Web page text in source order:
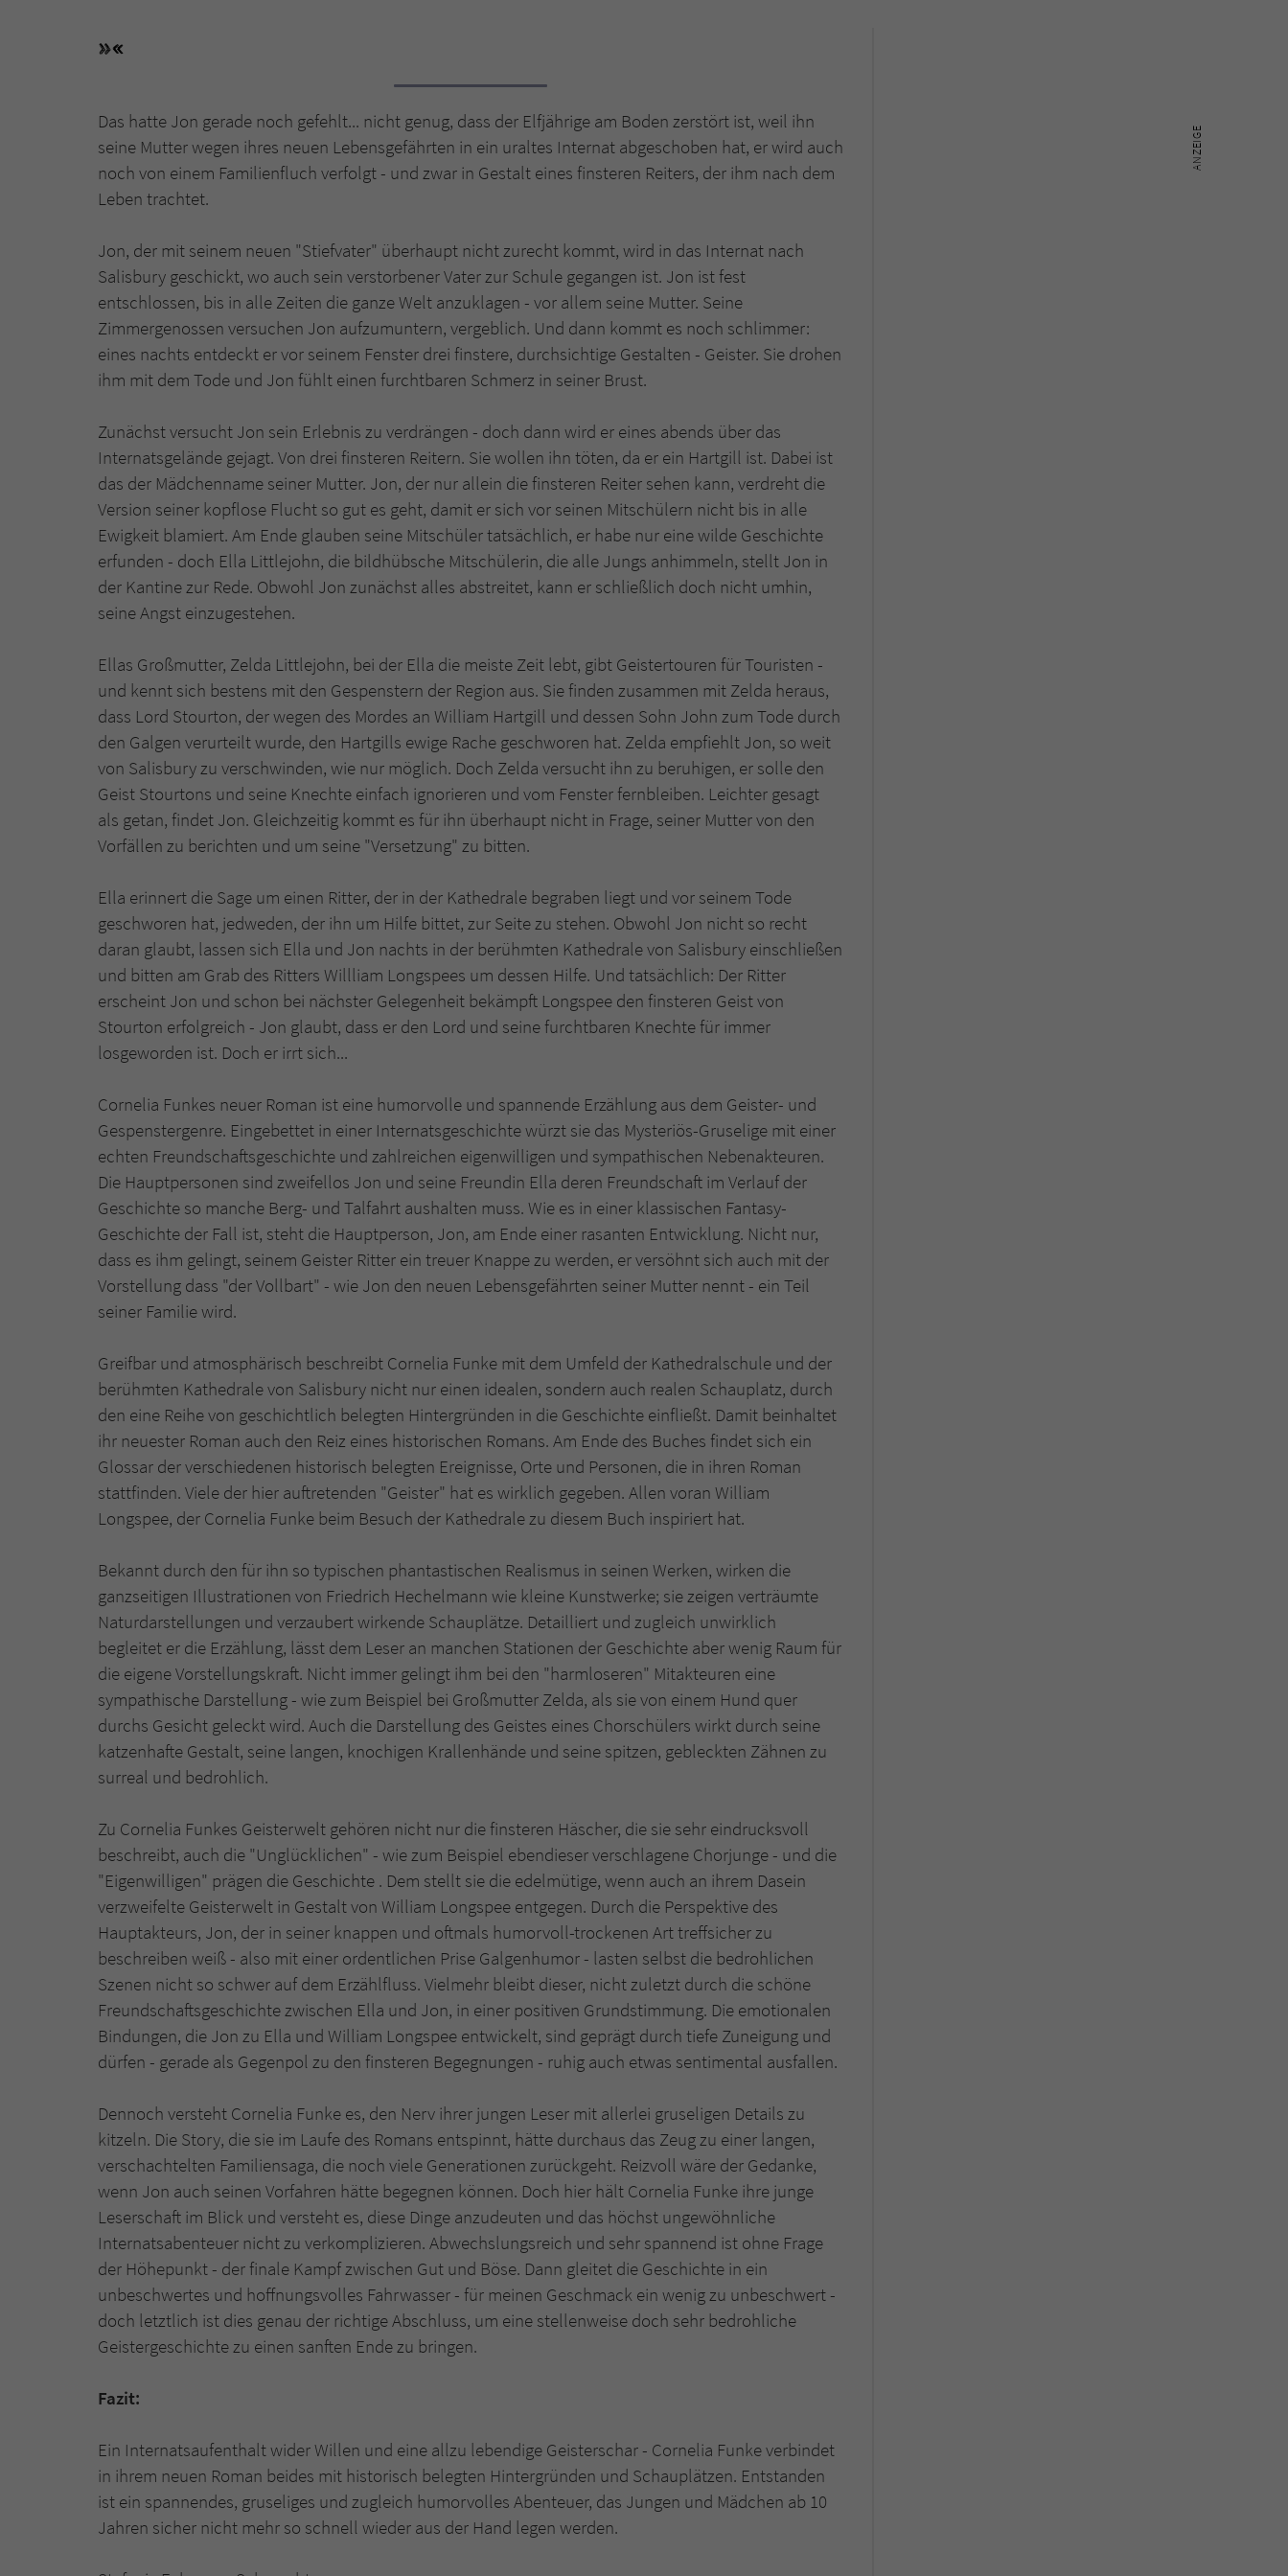
Das hatte Jon gerade noch gefehlt... nicht genug, dass der Elfjährige am Boden zerstört ist, weil ihn
seine Mutter wegen ihres neuen Lebensgefährten in ein uraltes Internat abgeschoben hat, er wird auch
noch von einem Familienfluch verfolgt - und zwar in Gestalt eines finsteren Reiters, der ihm nach dem
Leben trachtet.
Jon, der mit seinem neuen "Stiefvater" überhaupt nicht zurecht kommt, wird in das Internat nach
Salisbury geschickt, wo auch sein verstorbener Vater zur Schule gegangen ist. Jon ist fest
entschlossen, bis in alle Zeiten die ganze Welt anzuklagen - vor allem seine Mutter. Seine
Zimmergenossen versuchen Jon aufzumuntern, vergeblich. Und dann kommt es noch schlimmer:
eines nachts entdeckt er vor seinem Fenster drei finstere, durchsichtige Gestalten - Geister. Sie drohen
ihm mit dem Tode und Jon fühlt einen furchtbaren Schmerz in seiner Brust.
Zunächst versucht Jon sein Erlebnis zu verdrängen - doch dann wird er eines abends über das
Internatsgelände gejagt. Von drei finsteren Reitern. Sie wollen ihn töten, da er ein Hartgill ist. Dabei ist
das der Mädchenname seiner Mutter. Jon, der nur allein die finsteren Reiter sehen kann, verdreht die
Version seiner kopflose Flucht so gut es geht, damit er sich vor seinen Mitschülern nicht bis in alle
Ewigkeit blamiert. Am Ende glauben seine Mitschüler tatsächlich, er habe nur eine wilde Geschichte
erfunden - doch Ella Littlejohn, die bildhübsche Mitschülerin, die alle Jungs anhimmeln, stellt Jon in
der Kantine zur Rede. Obwohl Jon zunächst alles abstreitet, kann er schließlich doch nicht umhin,
seine Angst einzugestehen.
Ellas Großmutter, Zelda Littlejohn, bei der Ella die meiste Zeit lebt, gibt Geistertouren für Touristen -
und kennt sich bestens mit den Gespenstern der Region aus. Sie finden zusammen mit Zelda heraus,
dass Lord Stourton, der wegen des Mordes an William Hartgill und dessen Sohn John zum Tode durch
den Galgen verurteilt wurde, den Hartgills ewige Rache geschworen hat. Zelda empfiehlt Jon, so weit
von Salisbury zu verschwinden, wie nur möglich. Doch Zelda versucht ihn zu beruhigen, er solle den
Geist Stourtons und seine Knechte einfach ignorieren und vom Fenster fernbleiben. Leichter gesagt
als getan, findet Jon. Gleichzeitig kommt es für ihn überhaupt nicht in Frage, seiner Mutter von den
Vorfällen zu berichten und um seine "Versetzung" zu bitten.
Ella erinnert die Sage um einen Ritter, der in der Kathedrale begraben liegt und vor seinem Tode
geschworen hat, jedweden, der ihn um Hilfe bittet, zur Seite zu stehen. Obwohl Jon nicht so recht
daran glaubt, lassen sich Ella und Jon nachts in der berühmten Kathedrale von Salisbury einschließen
und bitten am Grab des Ritters Willliam Longspees um dessen Hilfe. Und tatsächlich: Der Ritter
erscheint Jon und schon bei nächster Gelegenheit bekämpft Longspee den finsteren Geist von
Stourton erfolgreich - Jon glaubt, dass er den Lord und seine furchtbaren Knechte für immer
losgeworden ist. Doch er irrt sich...
Cornelia Funkes neuer Roman ist eine humorvolle und spannende Erzählung aus dem Geister- und
Gespenstergenre. Eingebettet in einer Internatsgeschichte würzt sie das Mysteriös-Gruselige mit einer
echten Freundschaftsgeschichte und zahlreichen eigenwilligen und sympathischen Nebenakteuren.
Die Hauptpersonen sind zweifellos Jon und seine Freundin Ella deren Freundschaft im Verlauf der
Geschichte so manche Berg- und Talfahrt aushalten muss. Wie es in einer klassischen Fantasy-
Geschichte der Fall ist, steht die Hauptperson, Jon, am Ende einer rasanten Entwicklung. Nicht nur,
dass es ihm gelingt, seinem Geister Ritter ein treuer Knappe zu werden, er versöhnt sich auch mit der
Vorstellung dass "der Vollbart" - wie Jon den neuen Lebensgefährten seiner Mutter nennt - ein Teil
seiner Familie wird.
Greifbar und atmosphärisch beschreibt Cornelia Funke mit dem Umfeld der Kathedralschule und der
berühmten Kathedrale von Salisbury nicht nur einen idealen, sondern auch realen Schauplatz, durch
den eine Reihe von geschichtlich belegten Hintergründen in die Geschichte einfließt. Damit beinhaltet
ihr neuester Roman auch den Reiz eines historischen Romans. Am Ende des Buches findet sich ein
Glossar der verschiedenen historisch belegten Ereignisse, Orte und Personen, die in ihren Roman
stattfinden. Viele der hier auftretenden "Geister" hat es wirklich gegeben. Allen voran William
Longspee, der Cornelia Funke beim Besuch der Kathedrale zu diesem Buch inspiriert hat.
Bekannt durch den für ihn so typischen phantastischen Realismus in seinen Werken, wirken die
ganzseitigen Illustrationen von Friedrich Hechelmann wie kleine Kunstwerke; sie zeigen verträumte
Naturdarstellungen und verzaubert wirkende Schauplätze. Detailliert und zugleich unwirklich
begleitet er die Erzählung, lässt dem Leser an manchen Stationen der Geschichte aber wenig Raum für
die eigene Vorstellungskraft. Nicht immer gelingt ihm bei den "harmloseren" Mitakteuren eine
sympathische Darstellung - wie zum Beispiel bei Großmutter Zelda, als sie von einem Hund quer
durchs Gesicht geleckt wird. Auch die Darstellung des Geistes eines Chorschülers wirkt durch seine
katzenhafte Gestalt, seine langen, knochigen Krallenhände und seine spitzen, gebleckten Zähnen zu
surreal und bedrohlich.
Zu Cornelia Funkes Geisterwelt gehören nicht nur die finsteren Häscher, die sie sehr eindrucksvoll
beschreibt, auch die "Unglücklichen" - wie zum Beispiel ebendieser verschlagene Chorjunge - und die
"Eigenwilligen" prägen die Geschichte . Dem stellt sie die edelmütige, wenn auch an ihrem Dasein
verzweifelte Geisterwelt in Gestalt von William Longspee entgegen. Durch die Perspektive des
Hauptakteurs, Jon, der in seiner knappen und oftmals humorvoll-trockenen Art treffsicher zu
beschreiben weiß - also mit einer ordentlichen Prise Galgenhumor - lasten selbst die bedrohlichen
Szenen nicht so schwer auf dem Erzählfluss. Vielmehr bleibt dieser, nicht zuletzt durch die schöne
Freundschaftsgeschichte zwischen Ella und Jon, in einer positiven Grundstimmung. Die emotionalen
Bindungen, die Jon zu Ella und William Longspee entwickelt, sind geprägt durch tiefe Zuneigung und
dürfen - gerade als Gegenpol zu den finsteren Begegnungen - ruhig auch etwas sentimental ausfallen.
Dennoch versteht Cornelia Funke es, den Nerv ihrer jungen Leser mit allerlei gruseligen Details zu
kitzeln. Die Story, die sie im Laufe des Romans entspinnt, hätte durchaus das Zeug zu einer langen,
verschachtelten Familiensaga, die noch viele Generationen zurückgeht. Reizvoll wäre der Gedanke,
wenn Jon auch seinen Vorfahren hätte begegnen können. Doch hier hält Cornelia Funke ihre junge
Leserschaft im Blick und versteht es, diese Dinge anzudeuten und das höchst ungewöhnliche
Internatsabenteuer nicht zu verkomplizieren. Abwechslungsreich und sehr spannend ist ohne Frage
der Höhepunkt - der finale Kampf zwischen Gut und Böse. Dann gleitet die Geschichte in ein
unbeschwertes und hoffnungsvolles Fahrwasser - für meinen Geschmack ein wenig zu unbeschwert -
doch letztlich ist dies genau der richtige Abschluss, um eine stellenweise doch sehr bedrohliche
Geistergeschichte zu einen sanften Ende zu bringen.
Fazit:
Ein Internatsaufenthalt wider Willen und eine allzu lebendige Geisterschar - Cornelia Funke verbindet
in ihrem neuen Roman beides mit historisch belegten Hintergründen und Schauplätzen. Entstanden
ist ein spannendes, gruseliges und zugleich humorvolles Abenteuer, das Jungen und Mädchen ab 10
Jahren sicher nicht mehr so schnell wieder aus der Hand legen werden.
Anbieter
Laufzeit 1 Jahr
Zweck Cookie für Kommentare einzelner Buchtitel
Name fe_typo_user
Anbieter Literatur-Couch Medien GmbH & Co. KG
Laufzeit Session
Dieses Cookie gewährleistet die Kommunikation der
Webseite mit dem Benutzer. Es wird benötigt um z. B.
überprüfen.